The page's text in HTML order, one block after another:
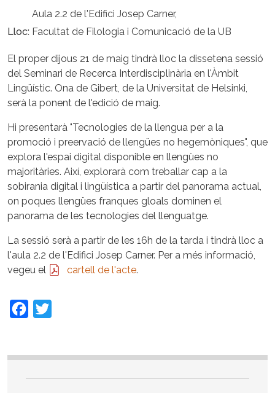
Lloc
Aula 2.2 de l'Edifici Josep Carner,
Facultat de Filologia i Comunicació de la UB
El proper dijous 21 de maig tindrà lloc la dissetena sessió
del Seminari de Recerca Interdisciplinària en l'Àmbit
Lingüístic. Ona de Gibert, de la Universitat de Helsinki,
serà la ponent de l'edició de maig.
Hi presentarà "Tecnologies de la llengua per a la
promoció i preervació de llengües no hegemòniques", que
explora l'espai digital disponible en llengües no
majoritàries. Així, explorarà com treballar cap a la
sobirania digital i lingüística a partir del panorama actual,
on poques llengües franques gloals dominen el
panorama de les tecnologies del llenguatge.
La sessió serà a partir de les 16h de la tarda i tindrà lloc a
l'aula 2.2 de l'Edifici Josep Carner. Per a més informació,
vegeu el
cartell de l'acte.
Facebook